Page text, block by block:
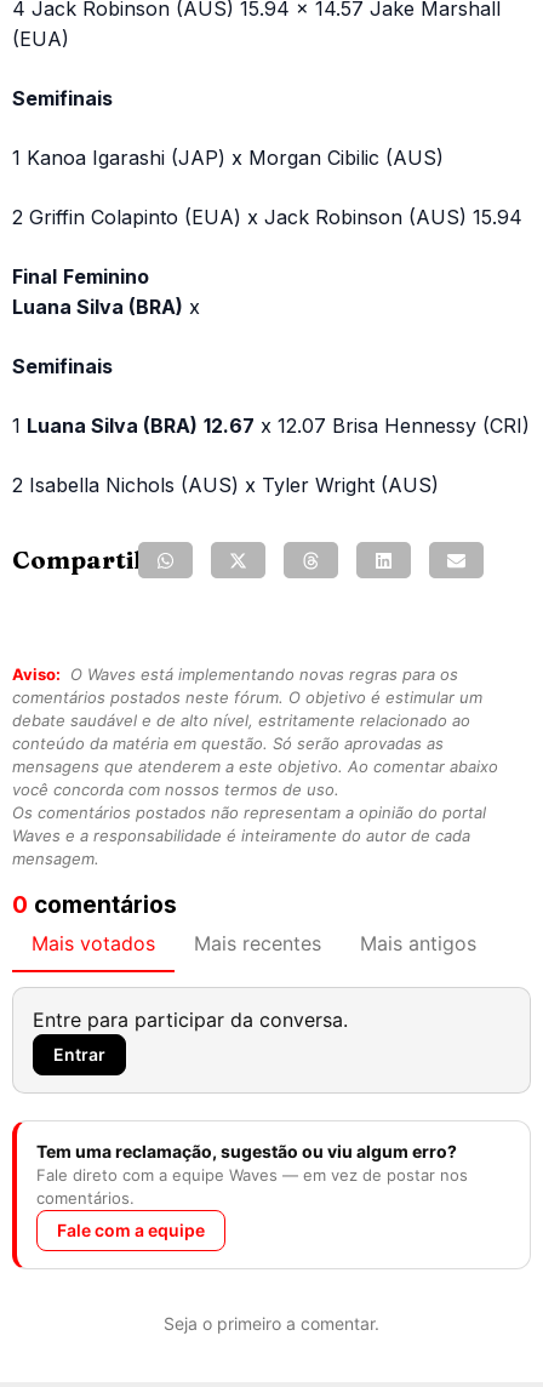
4 Jack Robinson (AUS) 15.94 x 14.57 Jake Marshall
(EUA)
Semifinais
1 Kanoa Igarashi (JAP) x Morgan Cibilic (AUS)
2 Griffin Colapinto (EUA) x Jack Robinson (AUS) 15.94
Final Feminino
Luana Silva (BRA) x
Semifinais
1 Luana Silva (BRA) 12.67 x 12.07 Brisa Hennessy (CRI)
2 Isabella Nichols (AUS) x Tyler Wright (AUS)
Compartilhe:
Aviso:
O Waves está implementando novas regras para os
comentários postados neste fórum. O objetivo é estimular um
debate saudável e de alto nível, estritamente relacionado ao
conteúdo da matéria em questão. Só serão aprovadas as
mensagens que atenderem a este objetivo. Ao comentar abaixo
você concorda com nossos termos de uso.
Os comentários postados não representam a opinião do portal
Waves e a responsabilidade é inteiramente do autor de cada
mensagem.
0 comentários
Mais votados Mais recentes Mais antigos
Entre para participar da conversa.
Entrar
Tem uma reclamação, sugestão ou viu algum erro?
Fale direto com a equipe Waves — em vez de postar nos
comentários.
Fale com a equipe
Seja o primeiro a comentar.